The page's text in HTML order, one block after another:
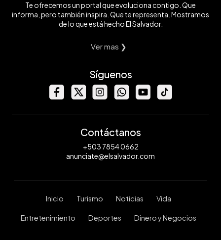
Te ofrecemos un portal que evoluciona contigo. Que
informa, pero también inspira. Que te representa. Mostramos
de lo que está hecho El Salvador.
Ver mas ❯
Síguenos
Contáctanos
+503 7854 0662
anunciate@elsalvador.com
Inicio Turismo Noticias Vida
Entretenimiento Deportes Dinero y Negocios